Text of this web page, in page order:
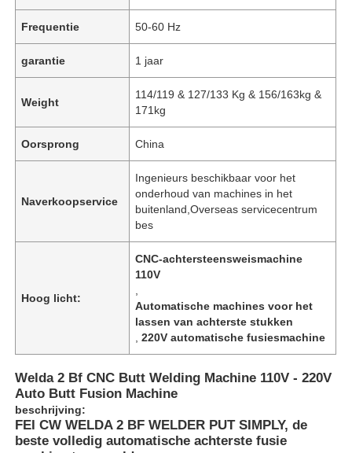
Frequentie 50-60 Hz
garantie 1 jaar
Weight
114/119 & 127/133 Kg & 156/163kg &
171kg
Oorsprong China
Naverkoopservice
Ingenieurs beschikbaar voor het
onderhoud van machines in het
buitenland,Overseas servicecentrum
bes
Hoog licht:
CNC-achtersteensweismachine
110V
Automatische machines voor het
lassen van achterste stukken
,220V automatische fusiesmachine
Welda 2 Bf CNC Butt Welding Machine 110V - 220V
Auto Butt Fusion Machine
beschrijving:
FEI CW WELDA 2 BF WELDER PUT SIMPLY, de
beste volledig automatische achterste fusie